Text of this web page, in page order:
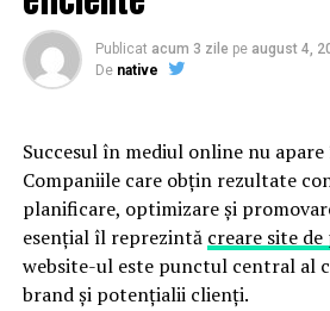
ARTICOLE PE ACEIASI TEMA:
URMATORUL
Apel la unificarea intereselor
producători de energie | JiulAZI
Astăzi poți câștiga 700.000 de
Publicat acum 3 zile pe august 4,
De native
Succesul în mediul online nu
Companiile care obțin rezultate
planificare, optimizare și
esențial îl reprezintă creare site
website-ul este punctul central al
brand și potențialii clienți.